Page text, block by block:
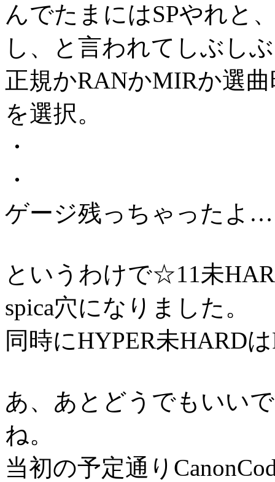
んでたまにはSPやれと
し、と言われてしぶし
正規かRANかMIRか選
を選択。
・
・
ゲージ残っちゃったよ
というわけで☆11未
spica穴になりました。
同時にHYPER未HARD
あ、あとどうでもいい
ね。
当初の予定通り